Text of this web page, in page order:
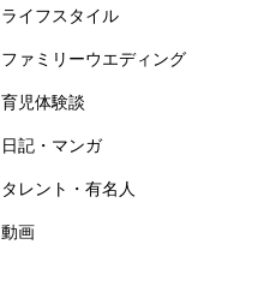
ライフスタイル
ファミリーウエディング
育児体験談
日記・マンガ
タレント・有名人
動画